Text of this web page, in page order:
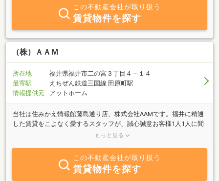
この不動産会社が取り扱う
賃貸物件を探す
（株）ＡＡＭ
所在地
福井県福井市二の宮３丁目４－１４
最寄駅
えちぜん鉄道三国線 田原町駅
情報提供元
アットホーム
当社は住みかえ情報館藤島通り店、株式会社AAMです。福井に精通
した賃貸をこよなく愛するスタッフが、誠心誠意お客様1人1人に間
違いない賃貸物件をお探し致します！1度ご来店だけでも是非お待
もっと見る
この不動産会社が取り扱う
賃貸物件を探す